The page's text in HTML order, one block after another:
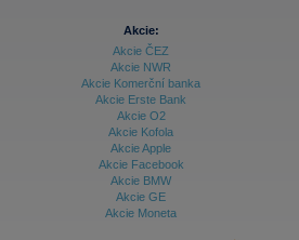
Akcie:
Akcie ČEZ
Akcie NWR
Akcie Komerční banka
Akcie Erste Bank
Akcie O2
Akcie Kofola
Akcie Apple
Akcie Facebook
Akcie BMW
Akcie GE
Akcie Moneta